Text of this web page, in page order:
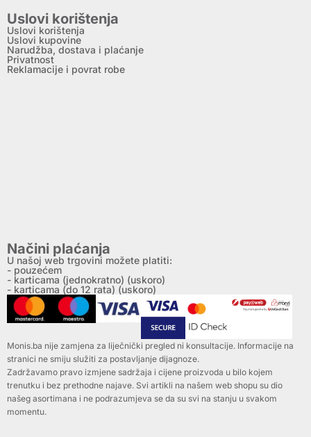
Uslovi korištenja
Uslovi korištenja
Uslovi kupovine
Narudžba, dostava i plaćanje
Privatnost
Reklamacije i povrat robe
Načini plaćanja
U našoj web trgovini možete platiti:
- pouzećem
- karticama (jednokratno) (uskoro)
- karticama (do 12 rata) (uskoro)
Monis.ba nije zamjena za liječnički pregled ni konsultacije. Informacije na
stranici ne smiju služiti za postavljanje dijagnoze.
Zadržavamo pravo izmjene sadržaja i cijene proizvoda u bilo kojem
trenutku i bez prethodne najave. Svi artikli na našem web shopu su dio
našeg asortimana i ne podrazumjeva se da su svi na stanju u svakom
momentu.